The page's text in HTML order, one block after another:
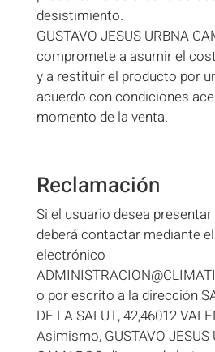
desistimiento.
GUSTAVO JESUS URBNA
compromete a asumir el
y a restituir el producto por
acuerdo con condiciones
momento de la venta.
Reclamación
Si el usuario desea
deberá contactar mediante
electrónico
o por escrito a la dirección
DE LA SALUT, 42,46012
Asimismo, GUSTAVO JESUS